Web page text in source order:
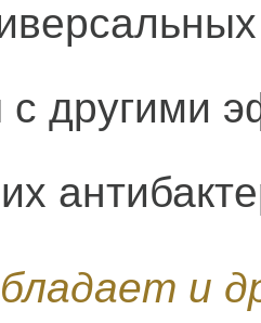
с другими
и